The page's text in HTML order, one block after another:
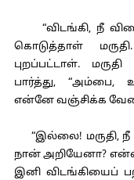
“விடங்கி, நீ
கொடுத்தாள்
புறப்பட்டாள்.
பார்த்து,
என்னே வஞ்சிக்க
“இல்லை! மருதி,
நான் அறியேனா?
இனி விடங்கியைப்